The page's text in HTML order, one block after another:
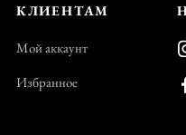
КЛИЕНТАМ
Мой аккаунт
Избранное